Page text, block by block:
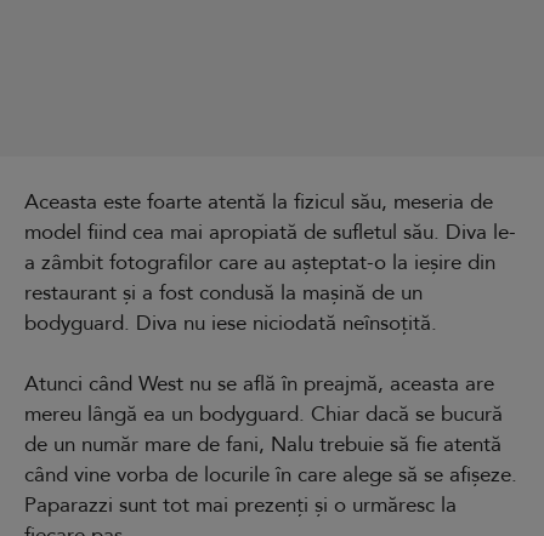
Aceasta este foarte atentă la fizicul său, meseria de
model fiind cea mai apropiată de sufletul său. Diva le-
a zâmbit fotografilor care au așteptat-o la ieșire din
restaurant și a fost condusă la mașină de un
bodyguard. Diva nu iese niciodată neînsoțită.
Atunci când West nu se află în preajmă, aceasta are
mereu lângă ea un bodyguard. Chiar dacă se bucură
de un număr mare de fani, Nalu trebuie să fie atentă
când vine vorba de locurile în care alege să se afișeze.
Paparazzi sunt tot mai prezenți și o urmăresc la